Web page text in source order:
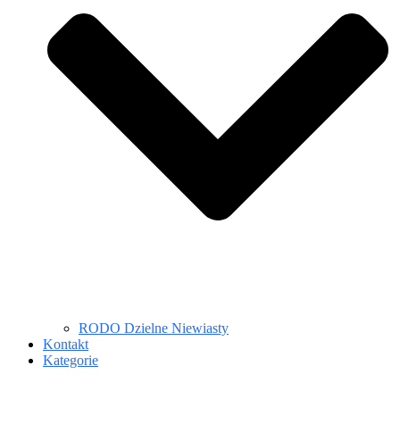
RODO Dzielne Niewiasty
Kontakt
Kategorie